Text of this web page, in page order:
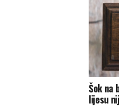
Šok na
lijesu